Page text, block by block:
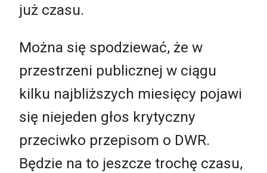
już czasu.
Można się spodziewać, że w
przestrzeni publicznej w ciągu
kilku najbliższych miesięcy pojawi
się niejeden głos krytyczny
przeciwko przepisom o DWR.
Będzie na to jeszcze trochę czasu,